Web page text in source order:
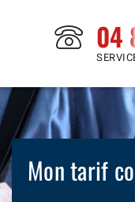
04
Mon tarif